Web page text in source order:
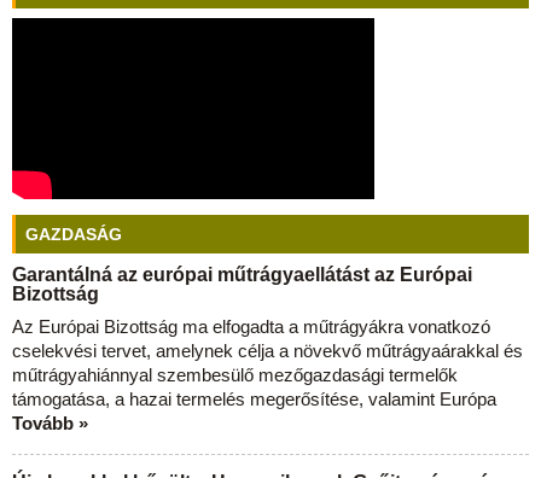
GAZDASÁG
Garantálná az európai műtrágyaellátást az Európai
Bizottság
Az Európai Bizottság ma elfogadta a műtrágyákra vonatkozó
cselekvési tervet, amelynek célja a növekvő műtrágyaárakkal és
műtrágyahiánnyal szembesülő mezőgazdasági termelők
támogatása, a hazai termelés megerősítése, valamint Európa
Tovább »